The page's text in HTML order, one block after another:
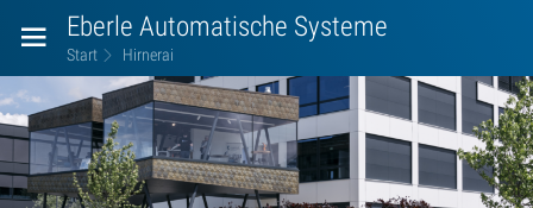
Eberle Automatische Systeme
Start Hirnerai
Hirnerai